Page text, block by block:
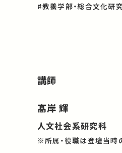
#教養学部・総合文化研
講師
髙岸 輝
人文社会系研究科
※所属・役職は登壇当時